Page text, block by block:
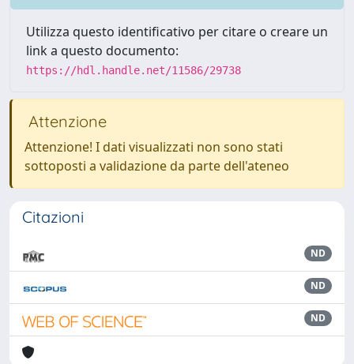
Utilizza questo identificativo per citare o creare un
link a questo documento:
https://hdl.handle.net/11586/29738
Attenzione
Attenzione! I dati visualizzati non sono stati
sottoposti a validazione da parte dell'ateneo
Citazioni
ND
ND
ND